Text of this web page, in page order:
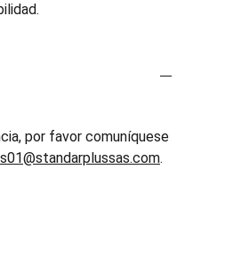
por favor comuníquese
.